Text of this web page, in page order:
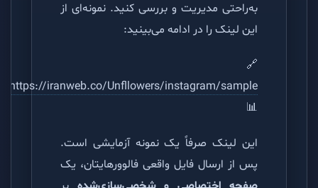
به‌راحتی مدیریت و بررسی کنید. نمونه‌ای از
این لینک را در ادامه می‌بینید:
🔗
https://iranweb.co/Unfllowers/instagram/sample
📊
این لینک صرفاً یک نمونه آزمایشی است.
پس از ارسال فایل واقعی فالوورهایتان، یک